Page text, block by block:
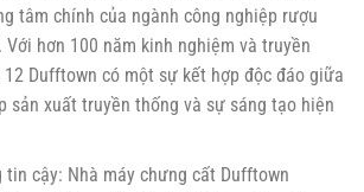
tâm chính của ngành công nghiệp rượu
Với hơn 100 năm kinh nghiệm và truyền
Dufftown có một sự kết hợp độc đáo giữa
sản xuất truyền thống và sự sáng tạo hiện
tin cậy: Nhà máy chưng cất Dufftown